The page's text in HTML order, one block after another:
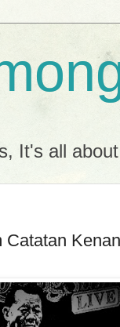
It's all